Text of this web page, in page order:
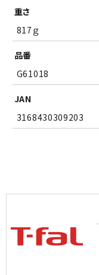
重さ
817ｇ
品番
G61018
JAN
3168430309203